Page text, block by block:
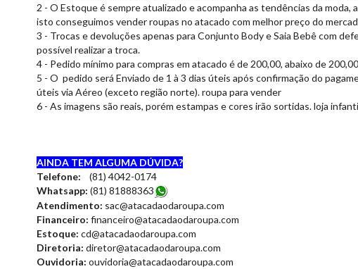
2 - O Estoque é sempre atualizado e acompanha as tendências da
isto conseguimos vender roupas no atacado com melhor preço do
3 - Trocas e devoluções apenas para Conjunto Body e Saia Bebê com
possível realizar a troca.
4 - Pedido mínimo para compras em atacado é de 200,00, abaixo de
5 - O pedido será Enviado de 1 à 3 dias úteis após confirmação do
úteis via Aéreo (exceto região norte). roupa para vender
6 - As imagens são reais, porém estampas e cores irão sortidas. loja
AINDA TEM ALGUMA DÚVIDA?
Telefone: (81) 4042-0174
Whatsapp: (81) 81888363
Atendimento: sac@atacadaodaroupa.com
Financeiro: financeiro@atacadaodaroupa.com
Estoque: cd@atacadaodaroupa.com
Diretoria: diretor@atacadaodaroupa.com
Ouvidoria: ouvidoria@atacadaodaroupa.com